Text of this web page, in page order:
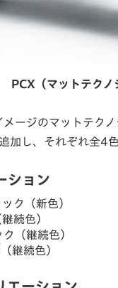
PCX（マットテクノ
ージのマットテク
加し、それぞれ全4
ション
ク（新色）
続色）
（継続色）
継続色）